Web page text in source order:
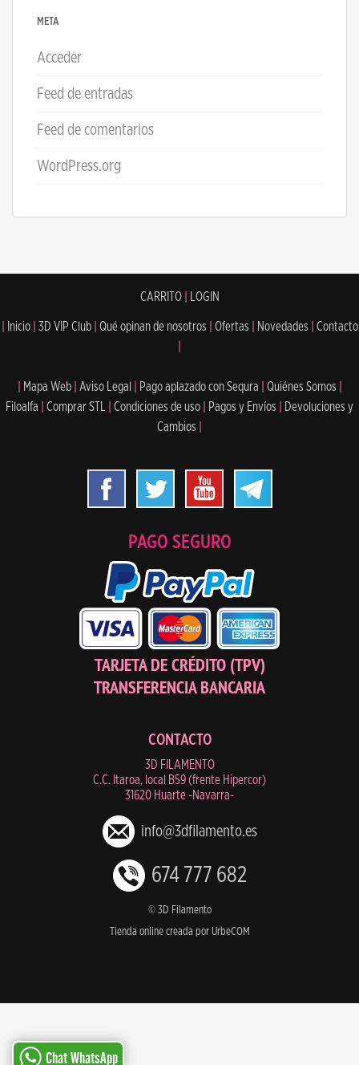
META
Acceder
Feed de entradas
Feed de comentarios
WordPress.org
CARRITO| LOGIN
Inicio 3D VIP Club Qué opinan de nosotros Ofertas Novedades
Contacto
Mapa Web Aviso Legal Pago aplazado con Sequra Quiénes Somos
Filoalfa
Comprar STL Condiciones de uso Pagos y Envíos
Devoluciones y
Cambios
PAGO SEGURO
TARJETA DE CRÉDITO (TPV)
TRANSFERENCIA BANCARIA
CONTACTO
3D FILAMENTO
C.C. Itaroa, local B59 (frente Hipercor)
31620 Huarte -Navarra-
info@3dfilamento.es
674 777 682
© 3D Filamento
Tienda online creada por UrbeCOM
Chat WhatsApp